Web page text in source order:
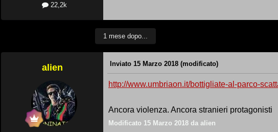
22,2k
1 mese dopo...
alien Inviato 15 Marzo 2018 (modificato)
http://www.umbriaon.it/bottigliate-al-parco-
Ancora violenza. Ancora stranieri protagonisti
Modificato 15 Marzo 2018 da alien